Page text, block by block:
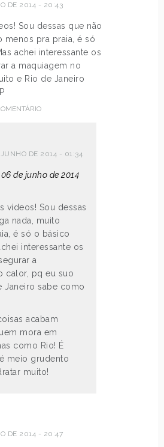
DE 2014 - 20:43
Sou dessas que não
menos pra praia, é só
achei interessante os
a maquiagem no
e Rio de Janeiro
DE 2014 - 01:34
de junho de 2014
vídeos! Sou dessas
nada, muito
é só o básico
interessante os
a
calor, pq eu suo
Janeiro sabe como
acabam
mora em
como Rio! É
meio grudento
muito!
DE 2014 - 20:47